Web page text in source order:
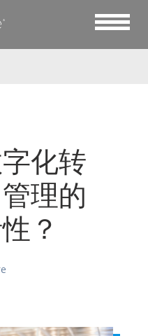
化转
理的
？